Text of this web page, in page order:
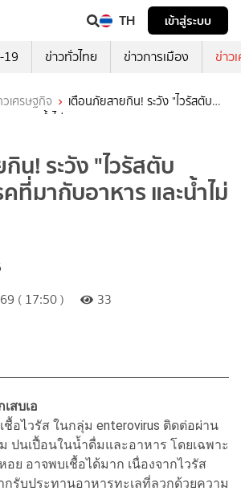
TH
เข้าสู่ระบบ
19 ข่าวทั่วไทย ข่าวการเมือง ข่าว
วเศรษฐกิจ
เตือนภัยสายกิน! ระวัง "ไวรัสตับ
ร และน้ำไม่สะอาด
น! ระวัง "ไวรัสตับ
คที่มากับอาหาร และน้ำไม่
( 17:50 )
33
สบเอ
ชื้อไวรัส ในกลุ่ม enterovirus ติดต่อผ่าน
ปนเปื้อนในน้ำดื่มและอาหาร โดยเฉพาะ
อย อาจพบเชื้อได้มาก เนื่องจากไวรัส
กรับประทานอาหารทะเลที่ลวกด้วยความ